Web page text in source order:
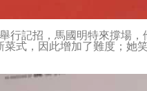
行記招，馬國明特來撐場
式，因此增加了難度；她